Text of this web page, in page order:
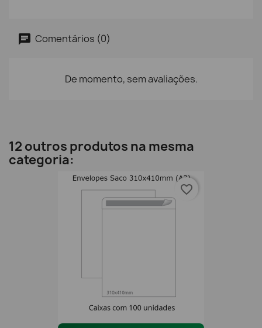
Comentários (0)
De momento, sem avaliações.
12 outros produtos na mesma
categoria:
favorite_border